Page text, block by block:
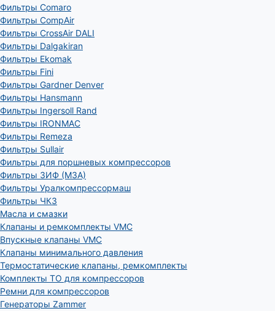
Фильтры Comaro
Фильтры CompAir
Фильтры CrossAir DALI
Фильтры Dalgakiran
Фильтры Ekomak
Фильтры Fini
Фильтры Gardner Denver
Фильтры Hansmann
Фильтры Ingersoll Rand
Фильтры IRONMAC
Фильтры Remeza
Фильтры Sullair
Фильтры для поршневых компрессоров
Фильтры ЗИФ (МЗА)
Фильтры Уралкомпрессормаш
Фильтры ЧКЗ
Масла и смазки
Клапаны и ремкомплекты VMC
Впускные клапаны VMC
Клапаны минимального давления
Термостатические клапаны, ремкомплекты
Комплекты ТО для компрессоров
Ремни для компрессоров
Генераторы Zammer